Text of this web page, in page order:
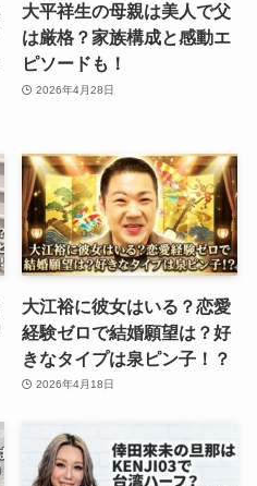
大平祥生の母親は美人で父
は厳格？家族構成と感動エ
ピソードも！
2026年4月28日
大江裕に彼女はいる？恋愛
経験ゼロで結婚願望は？好
きなタイプは泉ピン子！？
2026年4月18日